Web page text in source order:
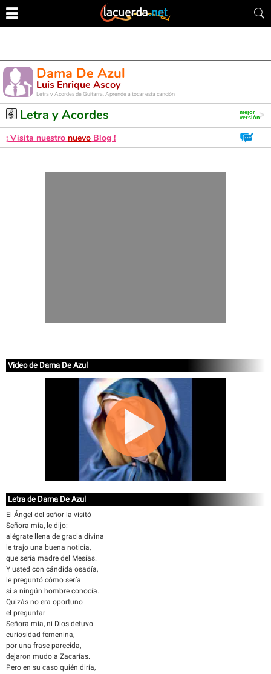
Dama De Azul
Luis Enrique Ascoy
Letra y Acordes de Guitarra. Aprende a tocar esta canción
Letra y Acordes
¡ Visita nuestro nuevo Blog !
Video de Dama De Azul
Letra de Dama De Azul
El Ángel del señor la visitó
Señora mía, le dijo:
alégrate llena de gracia divina
le trajo una buena noticia,
que sería madre del Mesías.
Y usted con cándida osadía,
le preguntó cómo sería
si a ningún hombre conocía.
Quizás no era oportuno
el preguntar
Señora mía, ni Dios detuvo
curiosidad femenina,
por una frase parecida,
dejaron mudo a Zacarías.
Pero en su caso quién diría,